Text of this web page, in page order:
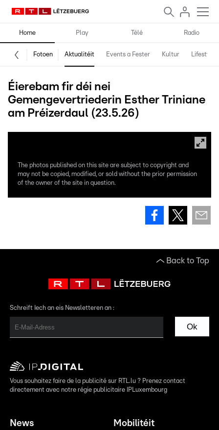
Home Play Télé Radio
Fotoen Aktualitéit Events a Fester Kultur Lifestyle
Éierebam fir déi nei
Gemengevertriederin Esther Triniane
am Préizerdaul (23.5.26)
The photos published on this site are subject to copyright and
may not be copied, modified, or sold without the prior permission
of the owner of the site in question.
Back to Top
Schreift Iech an eis Newsletteren an :
Ok
Vous souhaitez faire de la publicité sur RTL.lu ? Prenez contact
directement avec notre régie publicitaire IPLuxembourg
News Mobilitéit